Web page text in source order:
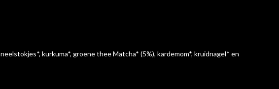
kurkuma*, groene thee Matcha* (5%), kardemom*, kruidnagel* en